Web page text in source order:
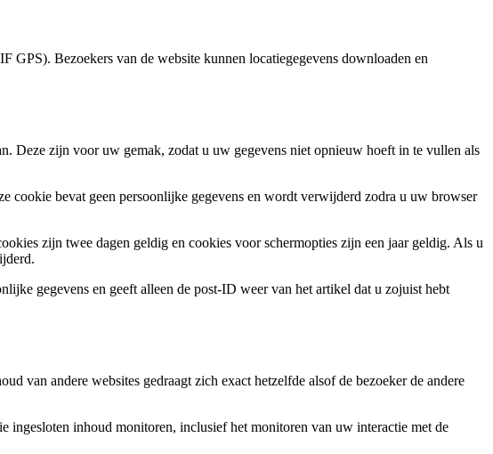
GPS). Bezoekers van de website kunnen locatiegegevens downloaden en
Deze zijn voor uw gemak, zodat u uw gegevens niet opnieuw hoeft in te vullen als
cookie bevat geen persoonlijke gegevens en wordt verwijderd zodra u uw browser
zijn twee dagen geldig en cookies voor schermopties zijn een jaar geldig. Als u
gegevens en geeft alleen de post-ID weer van het artikel dat u zojuist hebt
van andere websites gedraagt ​​zich exact hetzelfde alsof de bezoeker de andere
ingesloten inhoud monitoren, inclusief het monitoren van uw interactie met de